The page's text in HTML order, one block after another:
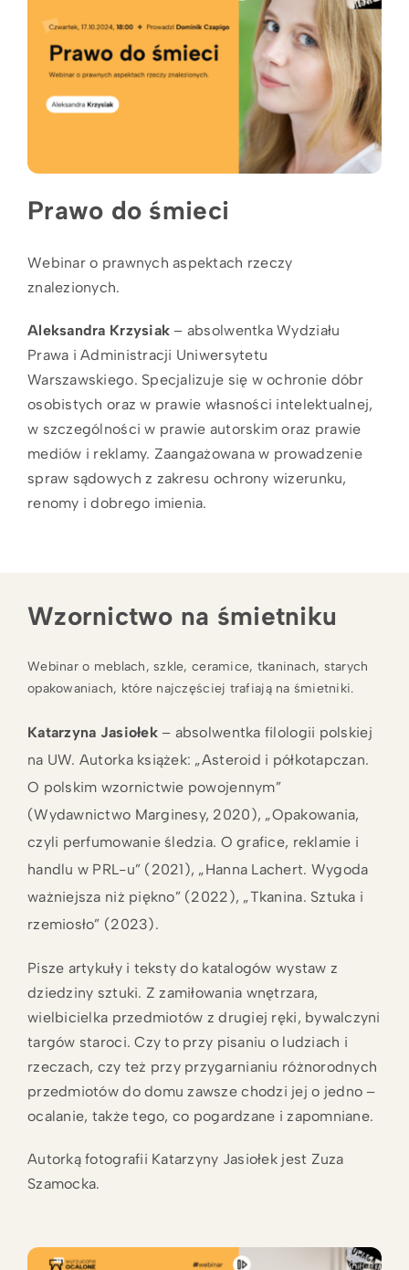
Prawo do śmieci
Webinar o prawnych aspektach rzeczy
znalezionych.
Aleksandra Krzysiak – absolwentka Wydziału
Prawa i Administracji Uniwersytetu
Warszawskiego. Specjalizuje się w ochronie dóbr
osobistych oraz w prawie własności intelektualnej,
w szczególności w prawie autorskim oraz prawie
mediów i reklamy. Zaangażowana w prowadzenie
spraw sądowych z zakresu ochrony wizerunku,
renomy i dobrego imienia.
Wzornictwo na śmietniku
Webinar o meblach, szkle, ceramice, tkaninach, starych
opakowaniach, które najczęściej trafiają na śmietniki.
Katarzyna Jasiołek– absolwentka filologii polskiej
na UW. Autorka książek: „Asteroid i półkotapczan.
O polskim wzornictwie powojennym”
(Wydawnictwo Marginesy, 2020), „Opakowania,
czyli perfumowanie śledzia. O grafice, reklamie i
handlu w PRL-u” (2021), „Hanna Lachert. Wygoda
ważniejsza niż piękno” (2022), „Tkanina. Sztuka i
rzemiosło” (2023).
Pisze artykuły i teksty do katalogów wystaw z
dziedziny sztuki. Z zamiłowania wnętrzara,
wielbicielka przedmiotów z drugiej ręki, bywalczyni
targów staroci. Czy to przy pisaniu o ludziach i
rzeczach, czy też przy przygarnianiu różnorodnych
przedmiotów do domu zawsze chodzi jej o jedno –
ocalanie, także tego, co pogardzane i zapomniane.
Autorką fotografii Katarzyny Jasiołek jest Zuza
Szamocka.